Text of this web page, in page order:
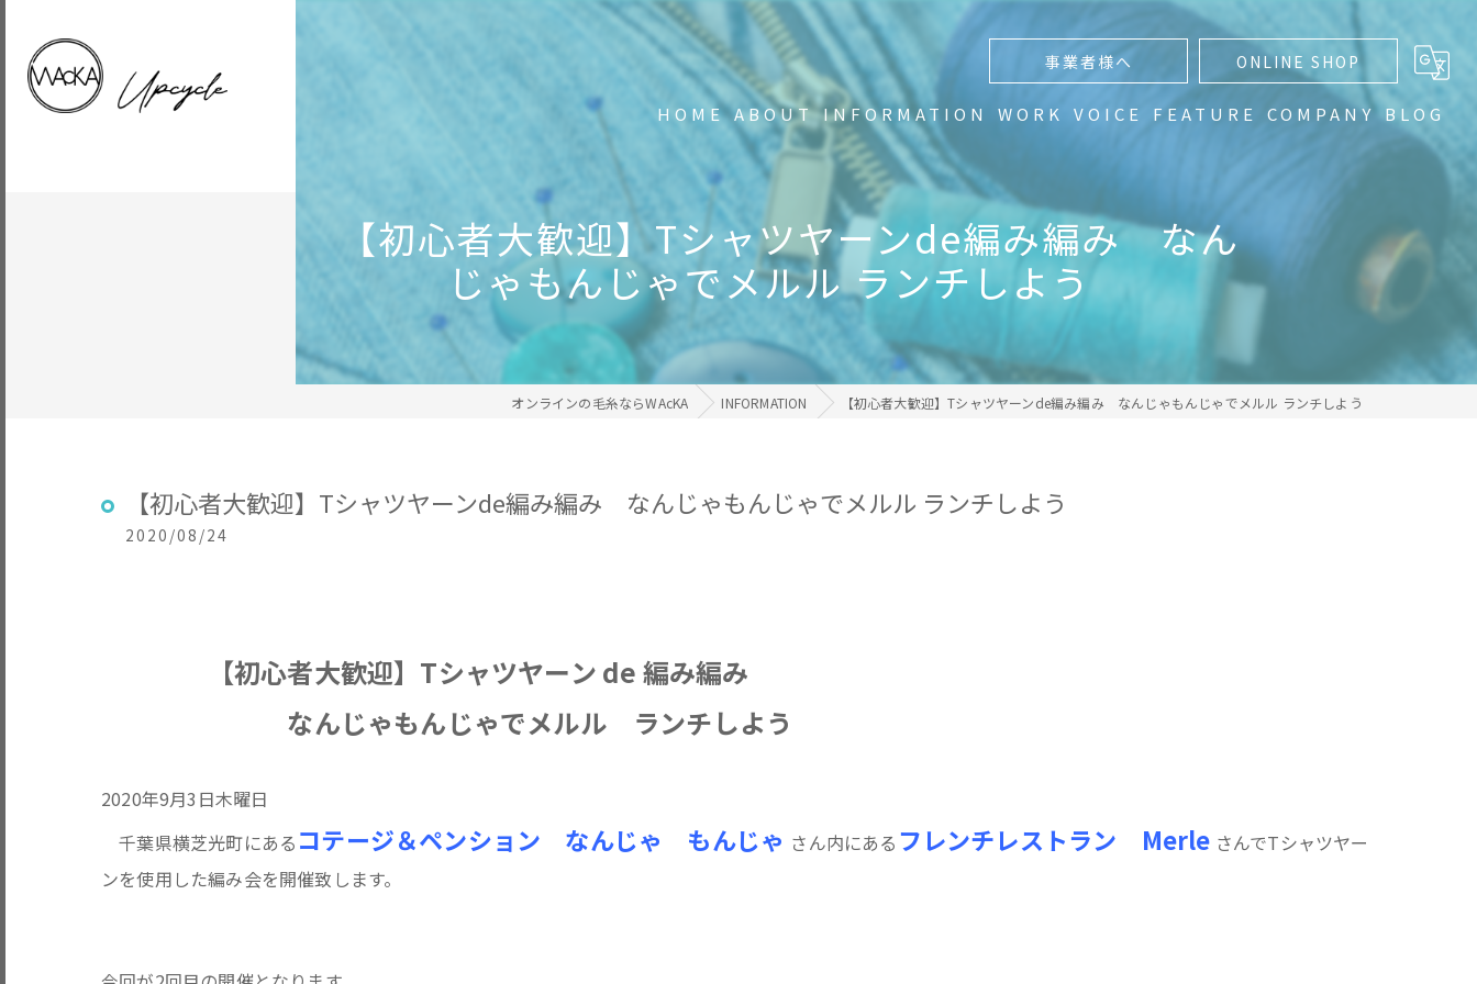
事業者様へ ONLINE SHOP
HOME ABOUT
新品の不要Tシャツ回収中
FAQ
事業内容
メディア掲載・受賞歴
INFORMATION WORK VOICE FEATURE
編み物
グラデーション
COMPANY BLOG
【初心者大歓迎】Tシャツヤーンde編み編み なん
じゃもんじゃでメルル ランチしよう
オンラインの毛糸ならWAcKA INFORMATION 【初心者大歓迎】Tシャツヤーンde編み編み なんじゃもんじゃでメルル ランチしよう
【初心者大歓迎】Tシャツヤーンde編み編み なんじゃもんじゃでメルル ランチしよう
2020/08/24
【初心者大歓迎】Tシャツヤーン de 編み編み
なんじゃもんじゃでメルル ランチしよう
2020年9月3日木曜日
千葉県横芝光町にある コテージ＆ペンション なんじゃ もんじゃ さん内にある フレンチレストラン Merle さんでTシャツヤー
ンを使用した編み会を開催致します。